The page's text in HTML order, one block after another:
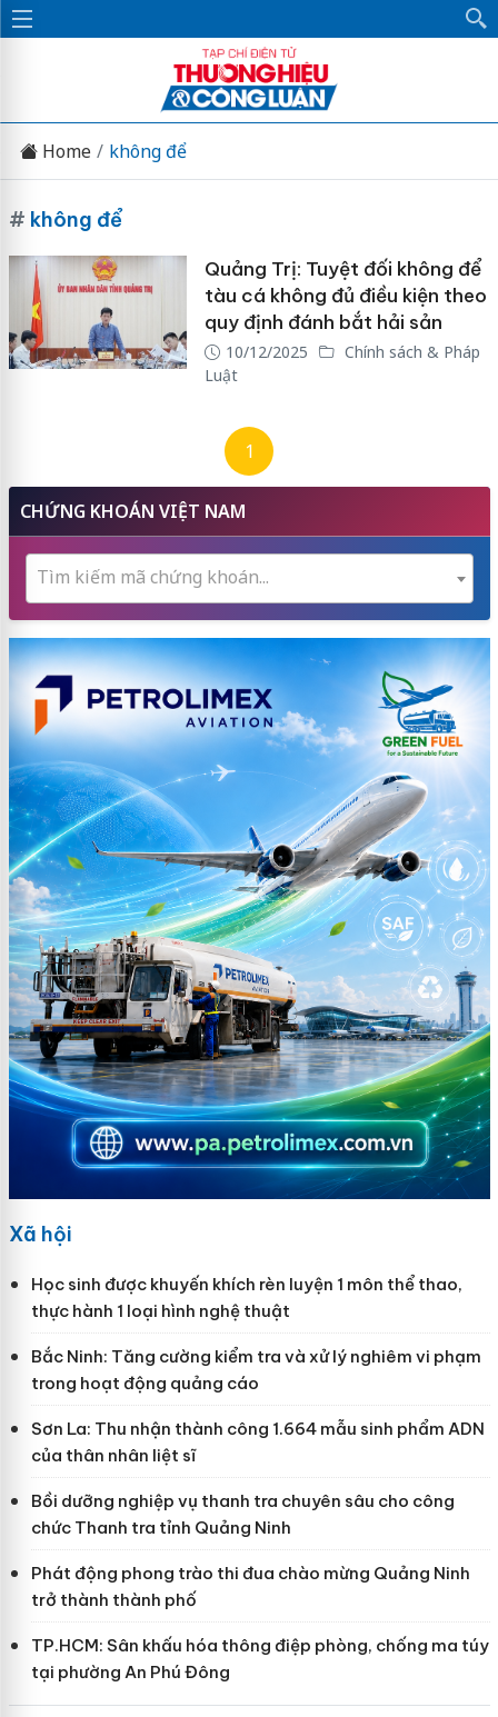
Home không để
# không để
Quảng Trị: Tuyệt đối không để
tàu cá không đủ điều kiện theo
quy định đánh bắt hải sản
10/12/2025
Chính sách & Pháp
Luật
1
CHỨNG KHOÁN VIỆT NAM
Tìm kiếm mã chứng khoán...
Xã hội
Học sinh được khuyến khích rèn luyện 1 môn thể thao,
thực hành 1 loại hình nghệ thuật
Bắc Ninh: Tăng cường kiểm tra và xử lý nghiêm vi phạm
trong hoạt động quảng cáo
Sơn La: Thu nhận thành công 1.664 mẫu sinh phẩm ADN
của thân nhân liệt sĩ
Bồi dưỡng nghiệp vụ thanh tra chuyên sâu cho công
chức Thanh tra tỉnh Quảng Ninh
Phát động phong trào thi đua chào mừng Quảng Ninh
trở thành thành phố
TP.HCM: Sân khấu hóa thông điệp phòng, chống ma túy
tại phường An Phú Đông